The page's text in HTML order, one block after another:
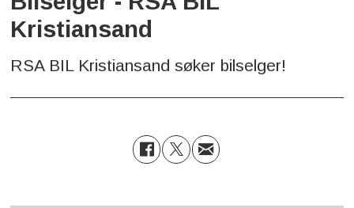
Kristiansand
RSA BIL Kristiansand søker bilselger!